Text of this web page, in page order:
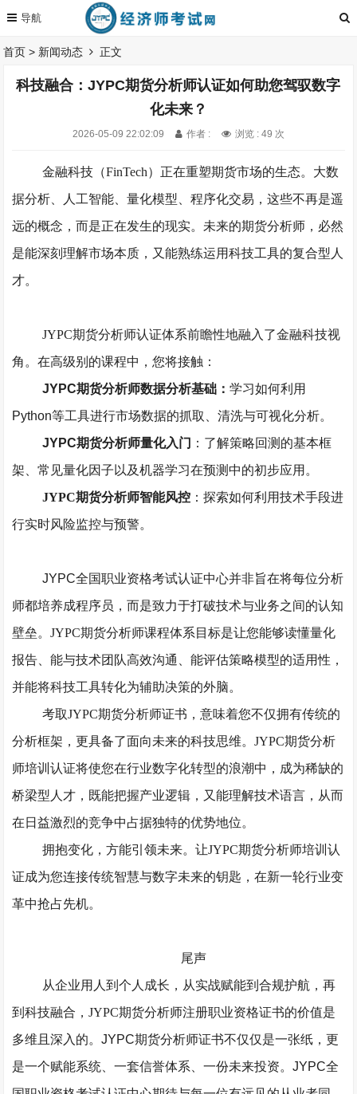
首页 > 新闻动态 正文
科技融合：JYPC期货分析师认证如何助您驾驭数字
化未来？
2026-05-09 22:02:09 作者 : 浏览 : 49 次
金融科技（FinTech）正在重塑期货市场的生态。大数
据分析、人工智能、量化模型、程序化交易，这些不再是遥
远的概念，而是正在发生的现实。未来的期货分析师，必然
是能深刻理解市场本质，又能熟练运用科技工具的复合型人
才。
JYPC期货分析师认证体系前瞻性地融入了金融科技视
角。在高级别的课程中，您将接触：
JYPC期货分析师数据分析基础： 学习如何利用
Python等工具进行市场数据的抓取、清洗与可视化分析。
JYPC期货分析师量化入门 ：了解策略回测的基本框
架、常见量化因子以及机器学习在预测中的初步应用。
JYPC期货分析师智能风控：探索如何利用技术手段进
行实时风险监控与预警。
JYPC全国职业资格考试认证中心并非旨在将每位分析
师都培养成程序员，而是致力于打破技术与业务之间的认知
壁垒。JYPC期货分析师课程体系目标是让您能够读懂量化
报告、能与技术团队高效沟通、能评估策略模型的适用性，
并能将科技工具转化为辅助决策的外脑。
考取JYPC期货分析师证书，意味着您不仅拥有传统的
分析框架，更具备了面向未来的科技思维。JYPC期货分析
师培训认证将使您在行业数字化转型的浪潮中，成为稀缺的
桥梁型人才，既能把握产业逻辑，又能理解技术语言，从而
在日益激烈的竞争中占据独特的优势地位。
拥抱变化，方能引领未来。让JYPC期货分析师培训认
证成为您连接传统智慧与数字未来的钥匙，在新一轮行业变
革中抢占先机。
尾声
从企业用人到个人成长，从实战赋能到合规护航，再
到科技融合，JYPC期货分析师注册职业资格证书的价值是
多维且深入的。JYPC期货分析师证书不仅仅是一张纸，更
是一个赋能系统、一套信誉体系、一份未来投资。JYPC全